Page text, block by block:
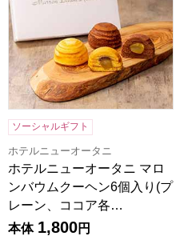
ソーシャルギフト
ホテルニューオータニ
ホテルニューオータニ マロ
ンバウムクーヘン6個入り(プ
レーン、ココア各…
本体 1,800円